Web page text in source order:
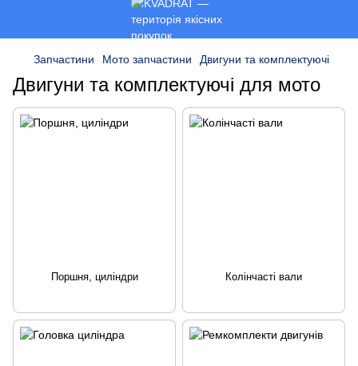
Запчастини Мото запчастини Двигуни та комплектуючі
Двигуни та комплектуючі для мото
Поршня, циліндри Колінчасті вали